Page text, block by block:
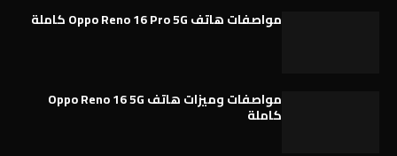
مواصفات هاتف Oppo Reno 16 Pro 5G كاملة
مواصفات وميزات هاتف Oppo Reno 16 5G
كاملة